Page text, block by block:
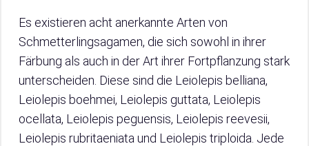
Es existieren acht anerkannte Arten von
Schmetterlingsagamen, die sich sowohl in ihrer
Färbung als auch in der Art ihrer Fortpflanzung stark
unterscheiden. Diese sind die Leiolepis belliana,
Leiolepis boehmei, Leiolepis guttata, Leiolepis
ocellata, Leiolepis peguensis, Leiolepis reevesii,
Leiolepis rubritaeniata und Leiolepis triploida. Jede